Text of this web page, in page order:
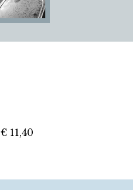
€ 11,40